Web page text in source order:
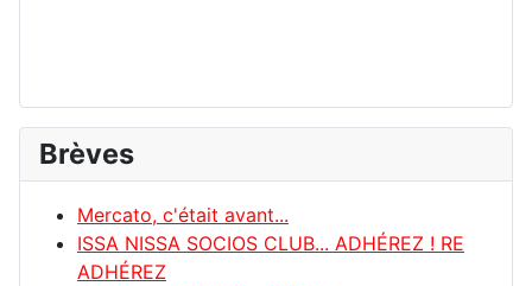
Brèves
Mercato, c'était avant...
ISSA NISSA SOCIOS CLUB... ADHÉREZ ! RE
ADHÉREZ